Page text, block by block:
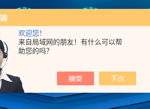
欢迎您！
来自局域网的朋友！有什么可以帮
助您的吗？